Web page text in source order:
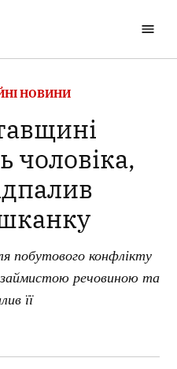
НОВИНИ
чоловіка,
побутового конфлікту
речовиною та
її